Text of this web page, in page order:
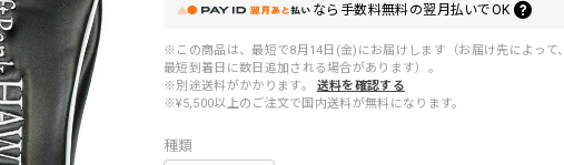
なら 手数料無料の翌月払いでOK
※この商品は、最短で8月14日(金)にお届けします（お届け先によって、
最短到着日に数日追加される場合があります）。
※別途送料がかかります。
送料を確認する
※¥5,500以上のご注文で国内送料が無料になります。
種類